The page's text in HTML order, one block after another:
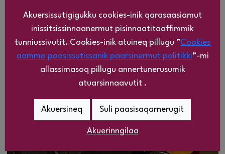
Akuersissutigigukku cookies-inik qarasaasiamut
inissitsissinnaanermut pisinnaatitaaffimmik
tunniussivutit. Cookies-inik atuineq pillugu ”Cookies
aamma paasissutissanik paarsinermut politikki”-mi
allassimasoq pillugu annertunerusumik
atuarsinnaavutit .
Akuersineq Suli paasisaqarnerugit
Akuerinngilaa